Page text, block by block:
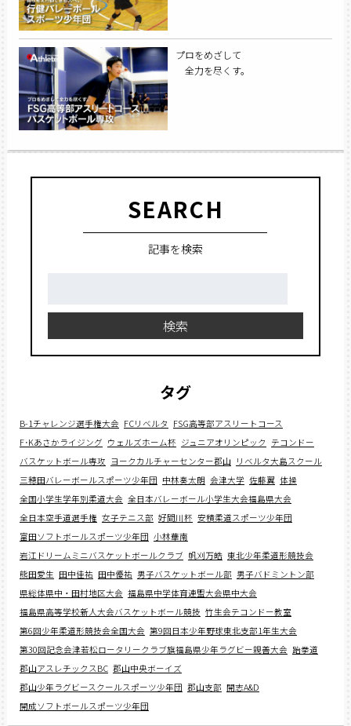
プロをめざして
全力を尽くす。
SEARCH
記事を検索
検索
タグ
B-1チャレンジ選手権大会 FCリベルタ FSG高等部アスリートコース
F･Kあさかライジング ウェルズホーム杯 ジュニアオリンピック テコンドー
バスケットボール専攻 ヨークカルチャーセンター郡山 リベルタ大島スクール
三穂田バレーボールスポーツ少年団 中林奏太朗 会津大学 佐藤翼 体操
全国小学生学年別柔道大会 全日本バレーボール小学生大会福島県大会
全日本空手道選手権 女子テニス部 好間川杯 安積柔道スポーツ少年団
富田ソフトボールスポーツ少年団 小林華南
岩江ドリームミニバスケットボールクラブ 帆刈万皓 東北少年柔道形競技会
熊田愛生 田中佳祐 田中優祐 男子バスケットボール部 男子バドミントン部
県総体県中・田村地区大会 福島県中学体育連盟大会県中大会
福島県高等学校新人大会バスケットボール競技 竹生会テコンドー教室
第6回少年柔道形競技会全国大会 第9回日本少年野球東北支部1年生大会
第30回記念会津若松ロータリークラブ旗福島県少年ラグビー親善大会 跆拳道
郡山アスレチックスBC 郡山中央ボーイズ
郡山少年ラグビースクールスポーツ少年団 郡山支部 開志A&D
開成ソフトボールスポーツ少年団